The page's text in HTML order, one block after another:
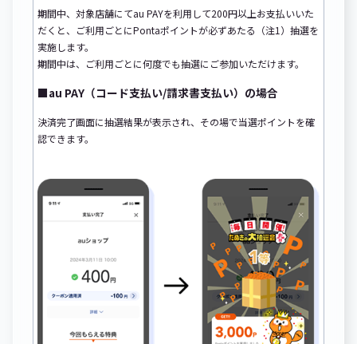
期間中、対象店舗にてau PAYを利用して200円以上お支払いいた
だくと、ご利用ごとにPontaポイントが必ずあたる（注1）抽選を
実施します。
期間中は、ご利用ごとに何度でも抽選にご参加いただけます。
■au PAY（コード支払い/請求書支払い）の場合
決済完了画面に抽選結果が表示され、その場で当選ポイントを確
認できます。